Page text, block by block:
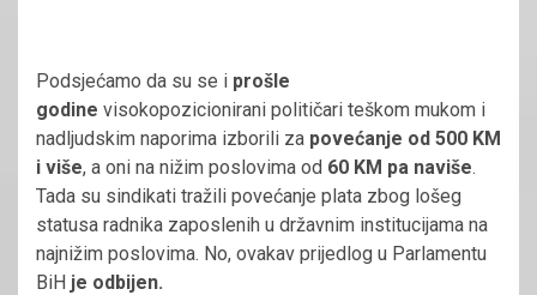
Podsjećamo da su se i prošle
godine visokopozicionirani političari teškom mukom i
nadljudskim naporima izborili za povećanje od 500 KM
i više, a oni na nižim poslovima od 60 KM pa naviše.
Tada su sindikati tražili povećanje plata zbog lošeg
statusa radnika zaposlenih u državnim institucijama na
najnižim poslovima. No, ovakav prijedlog u Parlamentu
BiH je odbijen.